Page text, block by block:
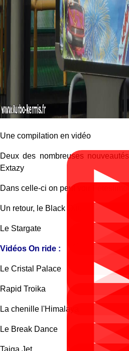
Une compilation en vidéo
Deux des nombreuses
Extazy
Dans celle-ci on peut voir
Un retour, le Black Out.
Le Stargate
Vidéos On ride :
Le Cristal Palace
Rapid Troika
La chenille l'Himalaya
Le Break Dance
Taiga Jet